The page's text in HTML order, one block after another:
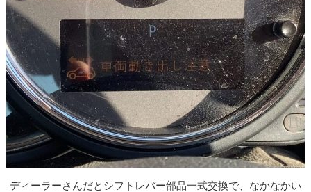
ディーラーさんだとシフトレバー部品一式交換で、なかなかい